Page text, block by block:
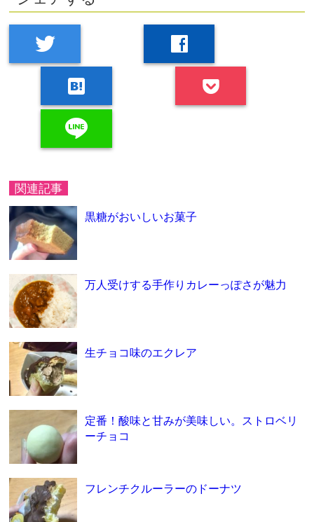
twitter
facebook
hatenabookmark
line
関連記事
黒糖がおいしいお菓子
万人受けする手作りカレーっぽさが魅力
生チョコ味のエクレア
定番！酸味と甘みが美味しい。ストロベリ
ーチョコ
フレンチクルーラーのドーナツ